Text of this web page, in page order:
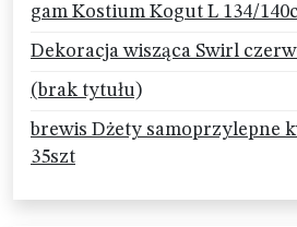
gam Kostium Kogut L 134/
Dekoracja wisząca Swirl
(brak tytułu)
brewis Dżety samoprzylepne
35szt